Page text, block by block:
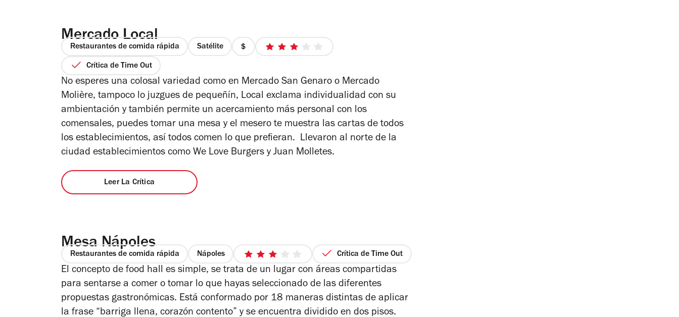
Mercado Local
Restaurantes de comida rápida Satélite
precio
de
3
Crítica de Time Out
No esperes una colosal variedad como en Mercado San Genaro o Mercado
Molière, tampoco lo juzgues de pequeñín, Local exclama individualidad con su
ambientación y también permite un acercamiento más personal con los
comensales, puedes tomar una mesa y el mesero te muestra las cartas de todos
los establecimientos, así todos comen lo que prefieran. Llevaron al norte de la
ciudad establecimientos como We Love Burgers y Juan Molletes.
Leer La Crítica
Mesa Nápoles
Restaurantes de comida rápida Nápoles
3
de
5
estrellas
Crítica de Time Out
El concepto de food hall es simple, se trata de un lugar con áreas compartidas
para sentarse a comer o tomar lo que hayas seleccionado de las diferentes
propuestas gastronómicas. Está conformado por 18 maneras distintas de aplicar
la frase “barriga llena, corazón contento” y se encuentra dividido en dos pisos.